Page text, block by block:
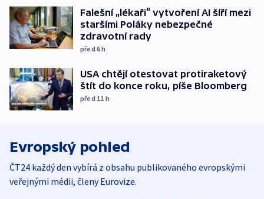
Falešní „lékaři“ vytvoření AI šíří mezi
staršími Poláky nebezpečné
zdravotní rady
před 6h
USA chtějí otestovat protiraketový
štít do konce roku, píše Bloomberg
před 11 h
Evropský pohled
ČT24 každý den vybírá z obsahu publikovaného evropskými
veřejnými médii, členy Eurovize.